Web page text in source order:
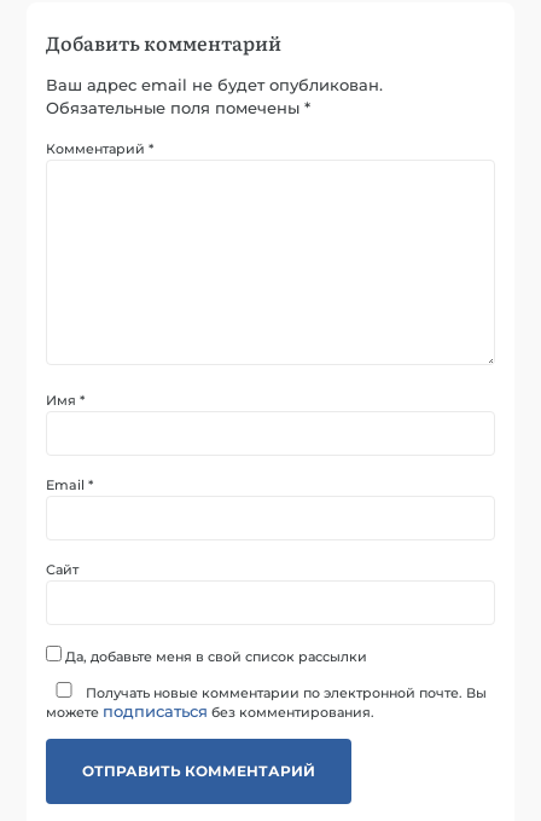
Добавить комментарий
Ваш адрес email не будет опубликован.
Обязательные поля помечены*
Комментарий*
Имя*
Email*
Сайт
Да, добавьте меня в свой список рассылки
Получать новые комментарии по электронной почте. Вы
можете подписаться без комментирования.